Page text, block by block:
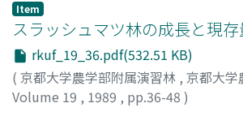
Item
スラッシュマツ林の成長と現存
rkuf_19_36.pdf(532.51 KB)
( 京都大学農学部附属演習林 , 京都大学
Volume 19 , 1989 , pp.36-48 )